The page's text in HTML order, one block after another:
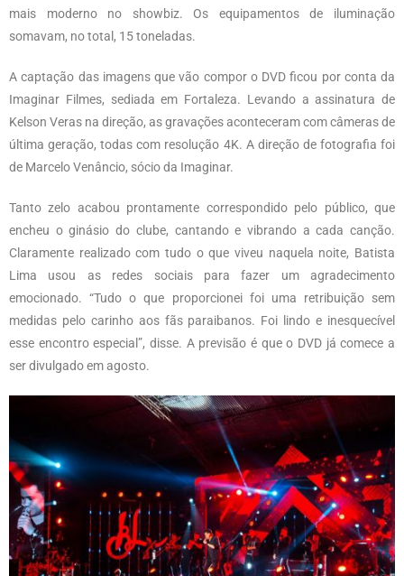
mais moderno no showbiz. Os equipamentos de iluminação
somavam, no total, 15 toneladas.
A captação das imagens que vão compor o DVD ficou por conta da
Imaginar Filmes, sediada em Fortaleza. Levando a assinatura de
Kelson Veras na direção, as gravações aconteceram com câmeras de
última geração, todas com resolução 4K. A direção de fotografia foi
de Marcelo Venâncio, sócio da Imaginar.
Tanto zelo acabou prontamente correspondido pelo público, que
encheu o ginásio do clube, cantando e vibrando a cada canção.
Claramente realizado com tudo o que viveu naquela noite, Batista
Lima usou as redes sociais para fazer um agradecimento
emocionado. “Tudo o que proporcionei foi uma retribuição sem
medidas pelo carinho aos fãs paraibanos. Foi lindo e inesquecível
esse encontro especial”, disse. A previsão é que o DVD já comece a
ser divulgado em agosto.